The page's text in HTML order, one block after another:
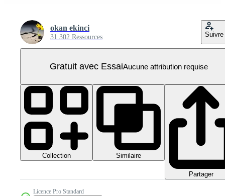
okan ekinci
31 302 Ressources Suivre
Gratuit avec EssaiAucune attribution requise
Collection Similaire
Partager
Licence Pro Standard